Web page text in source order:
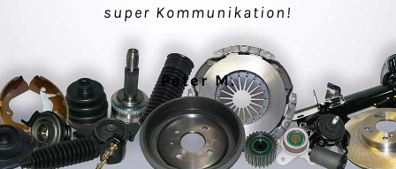
super Kommunikation!
Peter M.
Lieferung, alles gut.
Klaus P.